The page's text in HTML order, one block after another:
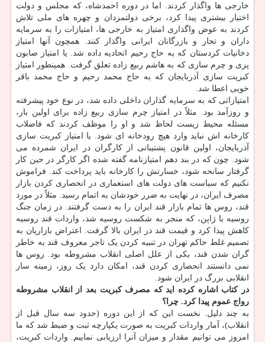
خارجی ها واگذار کردند. اما در دوره احمدشاه، که مجلس و دولت
اختیار بیشتری پیدا کرد، برخی دولتمردان و چهره های ملی تلاش
کردند به عوض واگذاری امتیاز به خارجی ها، امتیازات را به سرمایه
داران و تجار و بازرگانان ایرانی واگذار کنند. همچون آنها امتیاز
دخانیات کردستان که به حاج رحیم اتحادیه داده شد. یا امتیاز صابون
پزی و چرم سازی که به هاشم ربیع زاده تعلق گرفت. همینطور امتیاز
کبریت سازی آذربایجان که به حاج محمد رحیم و حاج محمد باقر
خویی اعطا شد.
امتیازاتی که به سرمایه گذاران داخلی داده شد، در نوع خود پیشرفته
و روزآمد بود. مثلاً در امتیاز چرم سازی ربیع زاده برای اولین بار،
مسئله محیط زیست لحاظ شد و او را موظف کردند که فاضلاب
کارخانه اش نباید وارد هیچ رودخانه ای شود. یا امتیاز کبریت سازی
آذربایجان، اولین قانون پشتیبانی از کارگران در ایران شمرده می
شود. چون که در بند دهم امتیازنامه گفته شده اگر کارگر در حین کار
گرفتار سانحه شود، خسارتش را کارخانه باید پرداخت کند. فراموش
نکنیم که سیاست های دولت های استعماری در انحصاری کردن بازار
مصرف ایران، در نهایت به ضرر خودشان به اتمام رسید. مثلاً در مورد
قند، روس ها تمام بازار قند ایران را به دست گرفتند. در زمان جنگ
روسیه با ژاپن، که منجر به شکست روسیه شد، واردات قند روسیه
کاهش پیدا کرد و قیمت قند در ایران بالا گرفت. اعتراض بازاریان به
تصمیم غلط حاکم تهران در تنبیه کردن یک تاجر معروف قند به خاطر
گران شدن قند، یکی از علل اصلی انقلاب مشروطه بود. روس ها
نمی دانستند انحصاری کردن قند، امکان دارد یک روز، زمینه ساز
انقلابی بزرگ در ایران شود.
در کتاب اشاره کرده اید که مصرف کبریت بعد از انقلاب مشروطه
رواج عموم پیدا کرد. چرا؟
به چند دلیل. نخست این که از این دوره (حدود سه سال قبل از
انقلاب)، آمار واردات کبریت به صورت یکپارچه ثبت و ضبط شد که ما
امروز می توانیم مقدار و میزان آنرا ارزیابی نماییم. واردات کبریت،